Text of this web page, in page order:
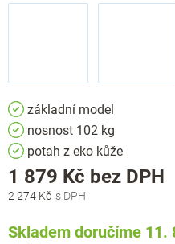
základní model
nosnost 102 kg
potah z eko kůže
2 274 Kč
1 879 Kč bez DPH
Skladem doručíme 11.